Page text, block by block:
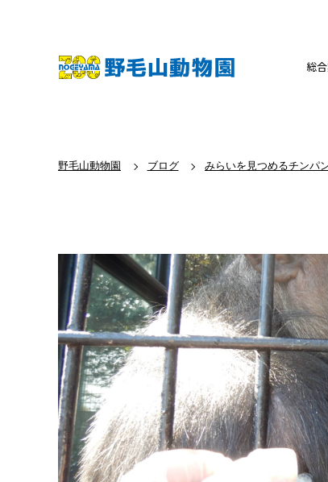
総
野毛山動物園 ブログ みらいを見つめるチンパ